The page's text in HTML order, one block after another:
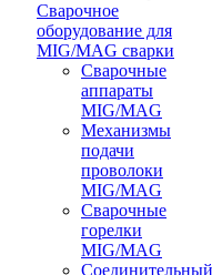
Сварочное
оборудование для
MIG/MAG сварки
Сварочные
аппараты
MIG/MAG
Механизмы
подачи
проволоки
MIG/MAG
Сварочные
горелки
MIG/MAG
Соединительный